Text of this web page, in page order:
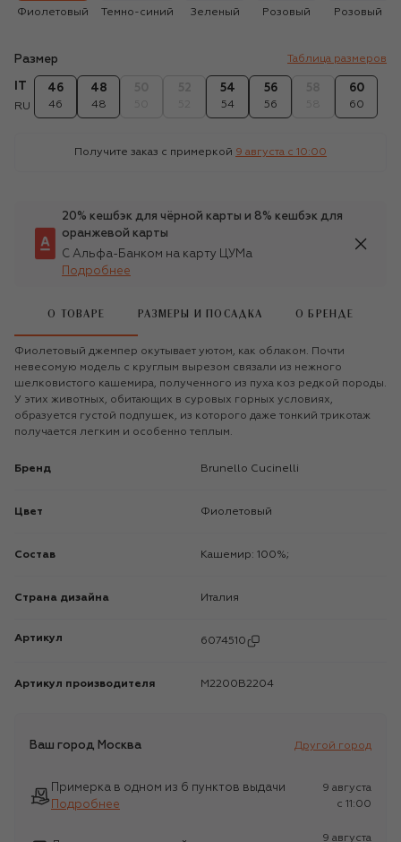
Фиолетовый Темно-синий Зеленый Розовый Розовый
Размер Таблица размеров
RU
46
46
48
48
54
54
56
56
60
60
Получите заказ с примеркой 9 августа c 10:00
20% кешбэк для чёрной карты и 8% кешбэк для
оранжевой карты
С Альфа-Банком на карту ЦУМа
Подробнее
О ТОВАРЕ РАЗМЕРЫ И ПОСАДКА О БРЕНДЕ
Фиолетовый джемпер окутывает уютом, как облаком. Почти
невесомую модель с круглым вырезом связали из нежного
шелковистого кашемира, полученного из пуха коз редкой породы.
У этих животных, обитающих в суровых горных условиях,
образуется густой подпушек, из которого даже тонкий трикотаж
получается легким и особенно теплым.
Бренд Brunello Cucinelli
Цвет Фиолетовый
Состав Кашемир: 100%;
Страна дизайна Италия
Артикул 6074510
Артикул производителя M2200B2204
Ваш город Москва Другой город
Примерка в одном из 6 пунктов выдачи
Подробнее
9 августа
c 11:00
9 августа